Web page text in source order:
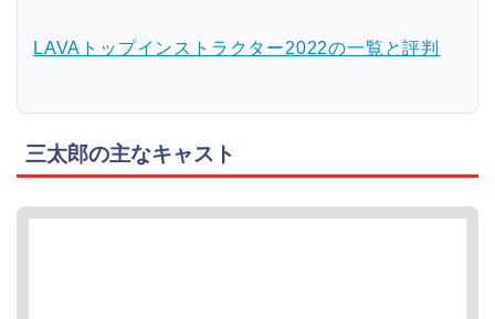
LAVAトップインストラクター2022の一覧と評判
三太郎の主なキャスト